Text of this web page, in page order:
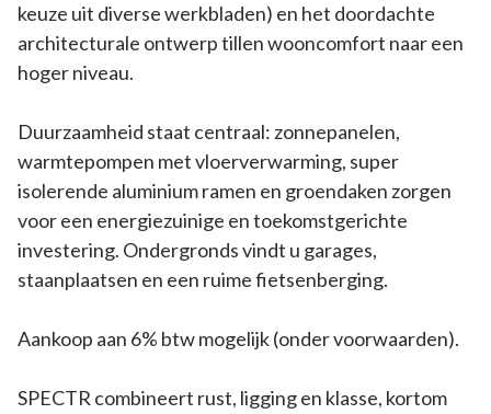
keuze uit diverse werkbladen) en het doordachte
architecturale ontwerp tillen wooncomfort naar een
hoger niveau.
Duurzaamheid staat centraal: zonnepanelen,
warmtepompen met vloerverwarming, super
isolerende aluminium ramen en groendaken zorgen
voor een energiezuinige en toekomstgerichte
investering. Ondergronds vindt u garages,
staanplaatsen en een ruime fietsenberging.
Aankoop aan 6% btw mogelijk (onder voorwaarden).
SPECTR combineert rust, ligging en klasse, kortom